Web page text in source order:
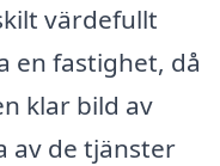
värdefullt
en fastighet, då
klar bild av
av de tjänster